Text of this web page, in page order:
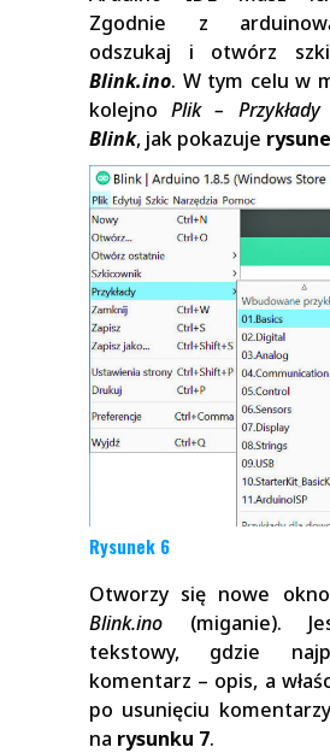
Zgodnie z
odszukaj i otwórz
Blink.ino. W tym celu w
kolejnoPlik –
Blink, jak pokazuje
Rysunek 6
Otworzy się nowe
Blink.ino (miganie).
tekstowy, gdzie
komentarz – opis, a
po usunięciu
na rysunku 7.